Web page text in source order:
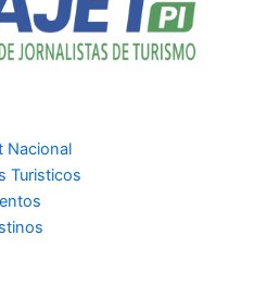
Nacional
Turisticos